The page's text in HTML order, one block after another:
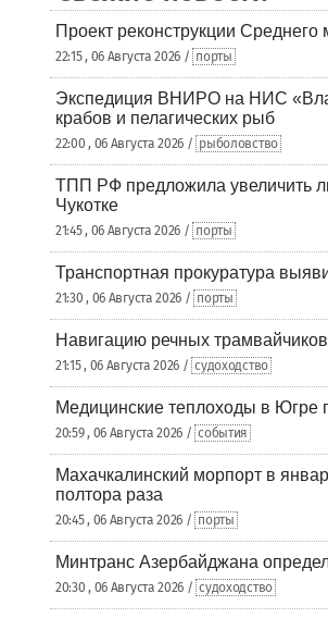
Проект реконструкции Среднего
22:15 , 06 Августа 2026 / порты
Экспедиция ВНИРО на НИС
крабов и пелагических рыб
22:00 , 06 Августа 2026 / рыболовство
ТПП РФ предложила увеличить
Чукотке
21:45 , 06 Августа 2026 / порты
Транспортная прокуратура
21:30 , 06 Августа 2026 / порты
Навигацию речных
21:15 , 06 Августа 2026 / судоходство
Медицинские теплоходы в Югре
20:59 , 06 Августа 2026 / события
Махачкалинский морпорт в
полтора раза
20:45 , 06 Августа 2026 / порты
Минтранс Азербайджана
20:30 , 06 Августа 2026 / судоходство